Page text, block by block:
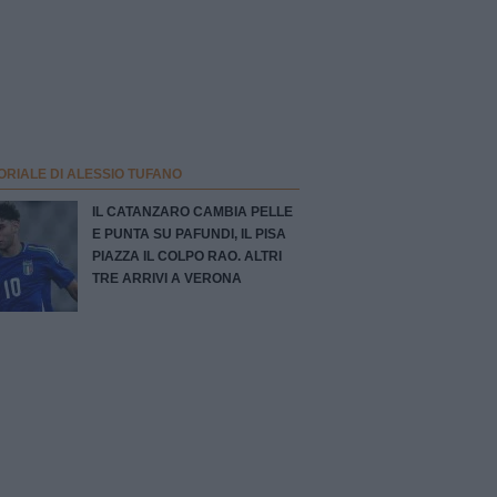
DI ALESSIO TUFANO
IL CATANZARO CAMBIA PELLE
E PUNTA SU PAFUNDI, IL PISA
PIAZZA IL COLPO RAO. ALTRI
TRE ARRIVI A VERONA